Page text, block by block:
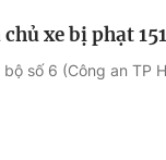
xe bị phạt
số 6 (Công an TP